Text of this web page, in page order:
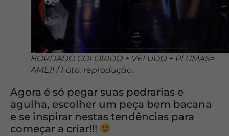
BORDADO COLORIDO + VELUDO + PLUMAS=
AMEI! / Foto: reprodução.
Agora é só pegar suas pedrarias e
agulha, escolher um peça bem bacana
e se inspirar nestas tendências para
começar a criar!!!